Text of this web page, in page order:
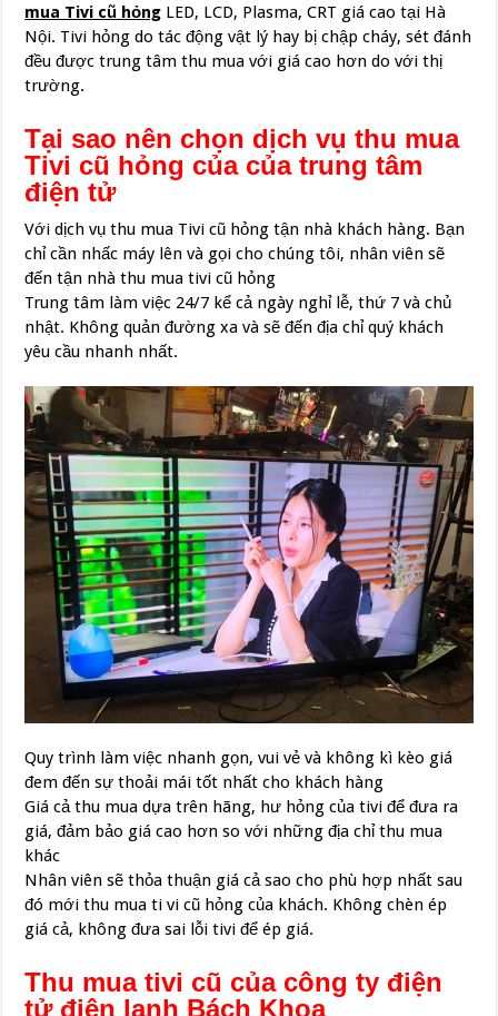
mua Tivi cũ hỏng LED, LCD, Plasma, CRT giá cao tại Hà
Nội. Tivi hỏng do tác động vật lý hay bị chập cháy, sét đánh
đều được trung tâm thu mua với giá cao hơn do với thị
trường.
Tại sao nên chọn dịch vụ thu mua
Tivi cũ hỏng của của trung tâm
điện tử
Với dịch vụ thu mua Tivi cũ hỏng tận nhà khách hàng. Bạn
chỉ cần nhấc máy lên và gọi cho chúng tôi, nhân viên sẽ
đến tận nhà thu mua tivi cũ hỏng
Trung tâm làm việc 24/7 kể cả ngày nghỉ lễ, thứ 7 và chủ
nhật. Không quản đường xa và sẽ đến địa chỉ quý khách
yêu cầu nhanh nhất.
Quy trình làm việc nhanh gọn, vui vẻ và không kì kèo giá
đem đến sự thoải mái tốt nhất cho khách hàng
Giá cả thu mua dựa trên hãng, hư hỏng của tivi để đưa ra
giá, đảm bảo giá cao hơn so với những địa chỉ thu mua
khác
Nhân viên sẽ thỏa thuận giá cả sao cho phù hợp nhất sau
đó mới thu mua ti vi cũ hỏng của khách. Không chèn ép
giá cả, không đưa sai lỗi tivi để ép giá.
Thu mua tivi cũ của công ty điện
tử điện lạnh Bách Khoa